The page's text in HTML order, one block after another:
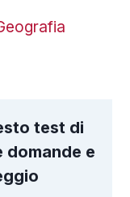
test di
domande e